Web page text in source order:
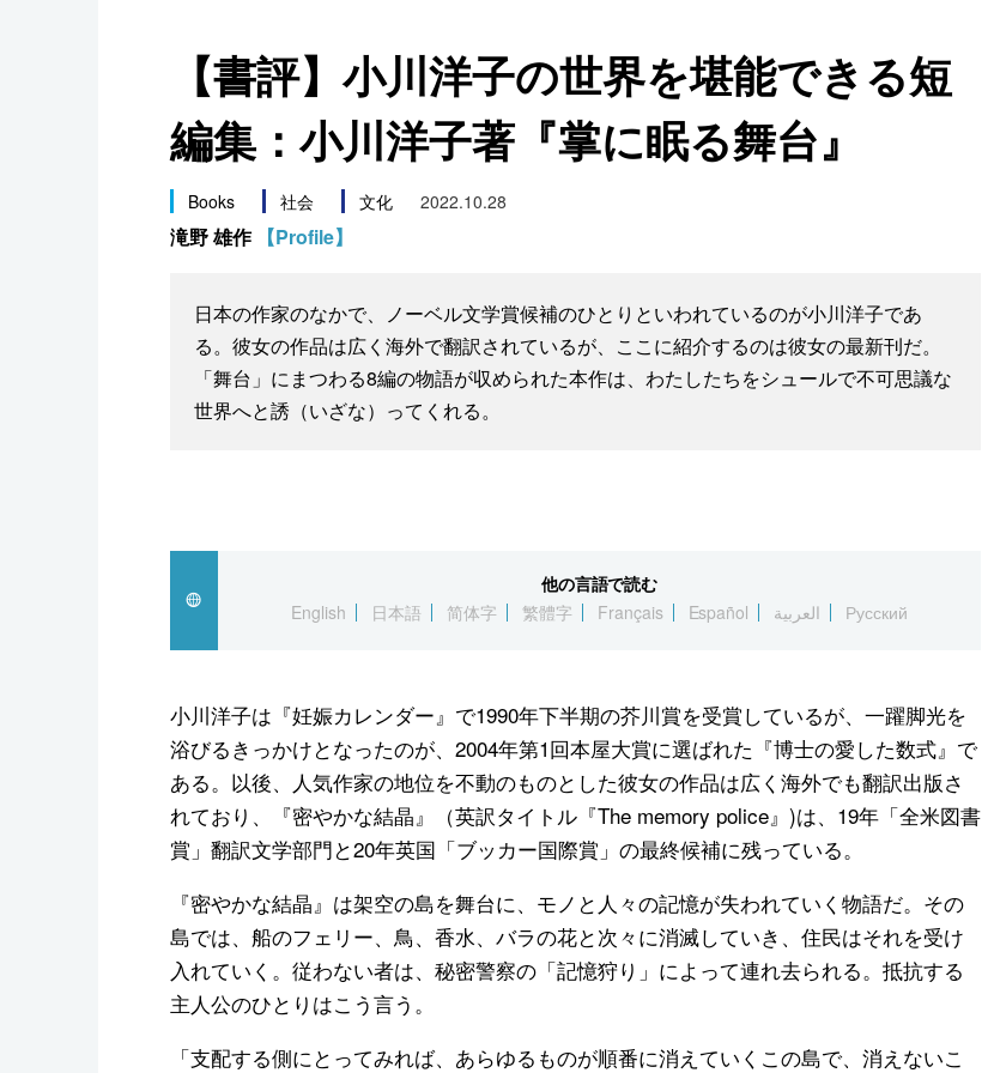
【書評】小川洋子の世界を堪能できる短
編集：小川洋子著『掌に眠る舞台』
Books 社会 文化 2022.10.28
滝野 雄作 【Profile】
日本の作家のなかで、ノーベル文学賞候補のひとりといわれているのが小川洋子であ
る。彼女の作品は広く海外で翻訳されているが、ここに紹介するのは彼女の最新刊だ。
「舞台」にまつわる8編の物語が収められた本作は、わたしたちをシュールで不可思議な
世界へと誘（いざな）ってくれる。
他の言語で読む
English
日本語 简体字 繁體字 Français Español العربية Русский
小川洋子は『妊娠カレンダー』で1990年下半期の芥川賞を受賞しているが、一躍脚光を
浴びるきっかけとなったのが、2004年第1回本屋大賞に選ばれた『博士の愛した数式』で
ある。以後、人気作家の地位を不動のものとした彼女の作品は広く海外でも翻訳出版さ
れており、『密やかな結晶』（英訳タイトル『The memory police』)は、19年「全米図書
賞」翻訳文学部門と20年英国「ブッカー国際賞」の最終候補に残っている。
『密やかな結晶』は架空の島を舞台に、モノと人々の記憶が失われていく物語だ。その
島では、船のフェリー、鳥、香水、バラの花と次々に消滅していき、住民はそれを受け
入れていく。従わない者は、秘密警察の「記憶狩り」によって連れ去られる。抵抗する
主人公のひとりはこう言う。
「支配する側にとってみれば、あらゆるものが順番に消えていくこの島で、消えないこ